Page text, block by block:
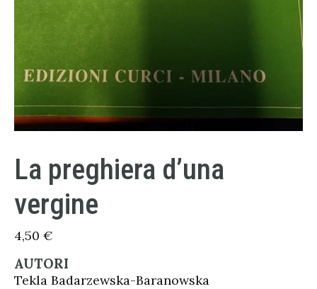
La preghiera d’una
vergine
4,50 €
AUTORI
Tekla Badarzewska-Baranowska